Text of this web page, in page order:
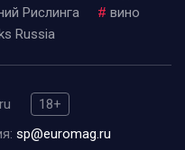
Рислинга # вино
Russia
18+
sp@euromag.ru